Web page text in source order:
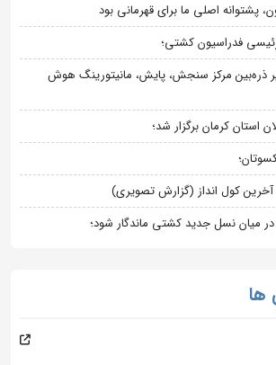
پشتوانه اصلی ما برای قهرمانی بود
فدراسیون کشتی؛
ذره‌بین مرکز سنجش، پایش، مانیتورینگ هوش
استان کرمان برگزار شد؛
آخرین کول انداز (گزارش تصویری)
در میان نسل جدید کشتی ماندگار شود؛
ها